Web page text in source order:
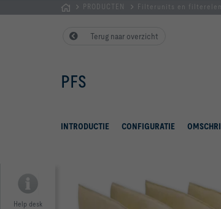
PRODUCTEN Filterunits en
Terug naar overzicht
PFS
INTRODUCTIE CONFIGURATIE
Help desk